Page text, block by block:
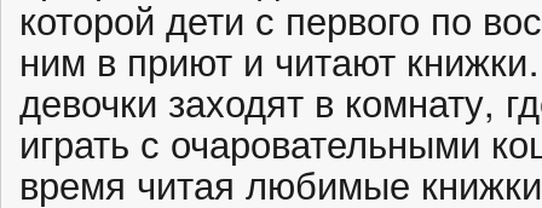
которой дети с первого по
ним в приют и читают
девочки заходят в комнату,
играть с очаровательными
время читая любимые